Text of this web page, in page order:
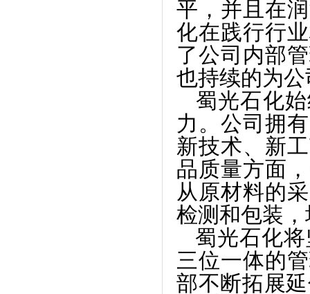
平，并且在
化在践行行
了公司内部
也持续的为
蜀光石化始
力。公司拥
新技术、新
品质量方面
从原材料的
检测和包装
蜀光石化将
三位一体的
部不断拓展